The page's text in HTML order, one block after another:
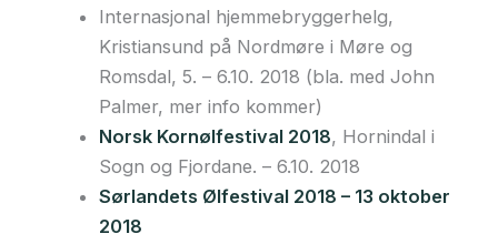
Internasjonal hjemmebryggerhelg,
Kristiansund på Nordmøre i Møre og
Romsdal, 5. – 6.10. 2018 (bla. med John
Palmer, mer info kommer)
Norsk Kornølfestival 2018, Hornindal i
Sogn og Fjordane. – 6.10. 2018
Sørlandets Ølfestival 2018 – 13 oktober
2018